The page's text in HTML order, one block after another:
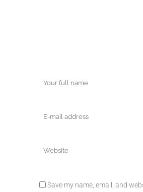
Save my name, email, and